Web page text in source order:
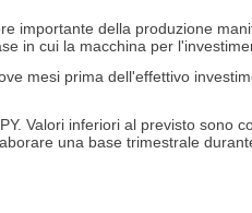
importante della produzione
in cui la macchina per
mesi prima dell'effettivo
Valori inferiori al previsto sono
una base trimestrale